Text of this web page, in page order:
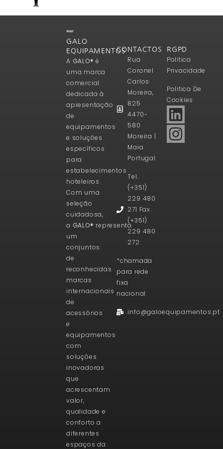
GALO
EQUIPAMENTOS
A GALO® é
uma marca
comercial
dedicada à
apresentação
de
equipamentos
e soluções
específicos
para
estabelecimentos
hoteleiros.
Com uma
seleção
cuidadosa,
a GALO® representa
um
conjuntos
de
reconhecidas
marcas
internacionais
de
acessórios
e
equipamentos
com
soluções
inovadoras
que
acrescentam
valor,
qualidade e
conforto a
diferentes
espaços da
CONTACTOS
Rua
Coronel
Carlos
Moreira,
825
4470-
580
Moreira |
Maia
Portugal
Tel.
(+351)
229 480
271 Fax.
(+351)
229 480
272
*chamada
para rede
fixa
nacional
info@galoequipamentos.pt
RGPD
Politica
Privacidade
Politica De
Cookies